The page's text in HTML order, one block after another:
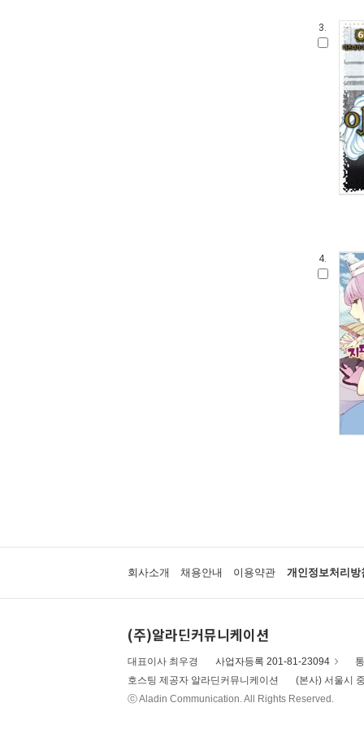
3.
4.
회사소개 채용안내 이용약관 개인정보처리방
(주)알라딘커뮤니케이션
대표이사 최우경 사업자등록 201-81-23094
호스팅 제공자 알라딘커뮤니케이션
(본사) 서울시
ⓒ Aladin Communication. All Rights Reserved.